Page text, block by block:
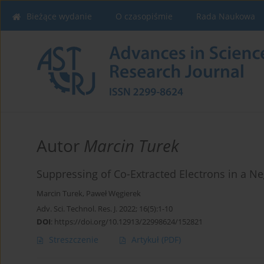
Bieżące wydanie O czasopiśmie Rada Naukowa
Autor Marcin Turek
Suppressing of Co-Extracted Electrons in a
Marcin Turek, Paweł Węgierek
Adv. Sci. Technol. Res. J. 2022; 16(5):1-10
DOI: https://doi.org/10.12913/22998624/152821
Streszczenie Artykuł (PDF)